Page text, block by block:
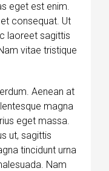
eget est enim.
consequat. Ut
laoreet sagittis
vitae tristique
Aenean at
magna
eget massa.
ut, sagittis
tincidunt urna
Nam